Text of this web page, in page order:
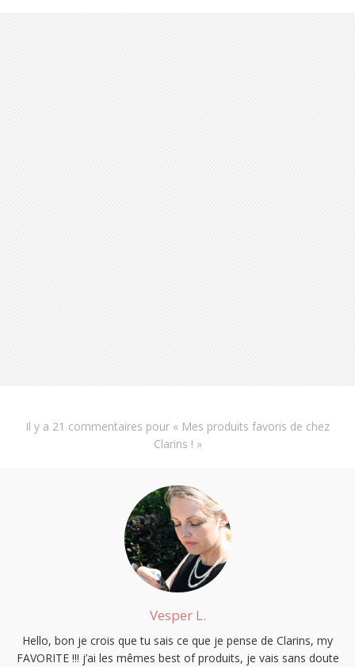
Il y a 21 commentaires pour « Mes produits favoris de chez
Clarins ! »
Vesper L.
Hello, bon je crois que tu sais ce que je pense de Clarins, my
FAVORITE !!! j’ai les mêmes best of produits, je vais sans doute